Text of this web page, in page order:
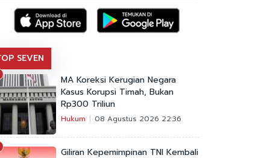
SEVEN
MA Koreksi Kerugian Negara
Kasus Korupsi Timah, Bukan
Rp300 Triliun
Hukum 08 Agustus 2026 22:36
Giliran Kepemimpinan TNI Kembali